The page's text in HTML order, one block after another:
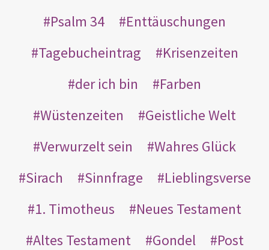
Psalm 34
Enttäuschungen
Tagebucheintrag
Krisenzeiten
der ich bin
Farben
Wüstenzeiten
Geistliche Welt
Verwurzelt sein
Wahres Glück
Sirach
Sinnfrage
Lieblingsverse
1. Timotheus
Neues Testament
Altes Testament
Gondel
Post